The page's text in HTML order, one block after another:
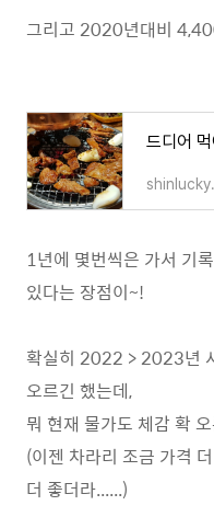
그리고 2020년대비
1년에 몇번씩은 가서 기
있다는 장점이~!
확실히 2022 > 2023년
오르긴 했는데,
뭐 현재 물가도 체감 확
(이젠 차라리 조금 가격
더 좋더라......)